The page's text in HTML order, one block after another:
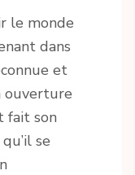
le monde
dans
et
ouverture
fait son
se